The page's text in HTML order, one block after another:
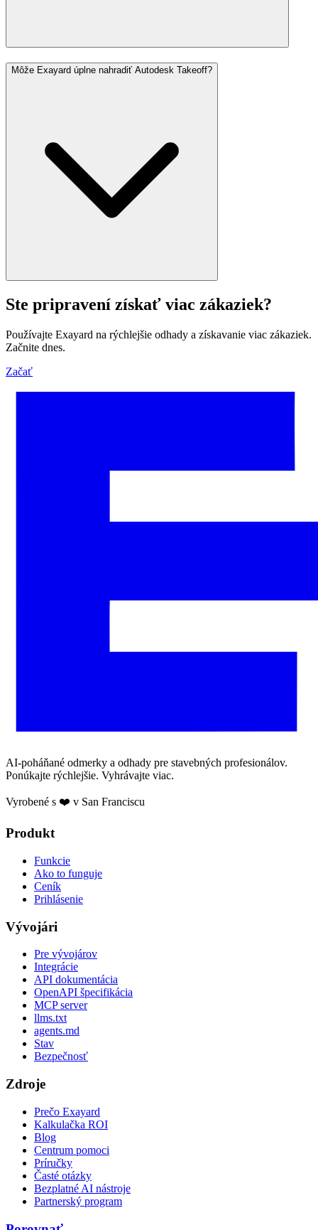
Môže Exayard úplne nahradiť Autodesk Takeoff?
Ste pripravení získať viac zákaziek?
Používajte Exayard na rýchlejšie odhady a získavanie viac zákaziek.
Začnite dnes.
Začať
AI-poháňané odmerky a odhady pre stavebných profesionálov.
Ponúkajte rýchlejšie. Vyhrávajte viac.
Vyrobené s ❤️ v San Franciscu
Produkt
Funkcie
Ako to funguje
Ceník
Prihlásenie
Vývojári
Pre vývojárov
Integrácie
API dokumentácia
OpenAPI špecifikácia
MCP server
llms.txt
agents.md
Stav
Bezpečnosť
Zdroje
Prečo Exayard
Kalkulačka ROI
Blog
Centrum pomoci
Príručky
Časté otázky
Bezplatné AI nástroje
Partnerský program